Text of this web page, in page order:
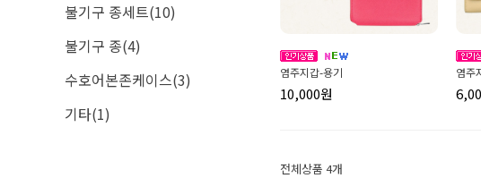
불기구 종세트(10)
불기구 종(4)
수호어본존케이스(3)
기타(1)
염주지갑-용기
10,000원
염주
전체상품 4개